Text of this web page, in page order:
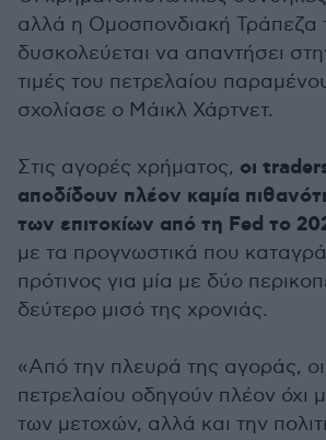
αλλά η Ομοσπονδιακή
δυσκολεύεται να απαντήσει
τιμές του πετρελαίου
σχολίασε ο Μάικλ Χάρτνετ.
Στις αγορές χρήματος, οι
αποδίδουν πλέον καμία
των επιτοκίων από τη Fed το
με τα προγνωστικά που
πρότινος για μία με δύο
δεύτερο μισό της χρονιάς.
«Από την πλευρά της αγοράς, οι
πετρελαίου οδηγούν πλέον όχι
των μετοχών, αλλά και την